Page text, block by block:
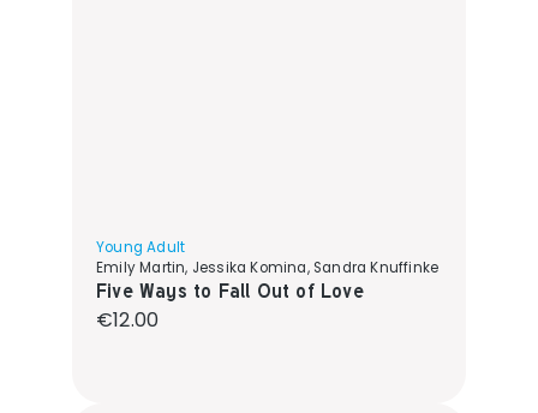
Young Adult
Emily Martin, Jessika Komina, Sandra Knuffinke
Five Ways to Fall Out of Love
Regular price:
€12.00